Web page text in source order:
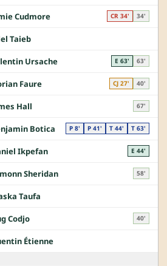
Cudmore CR 34' 34'
Taieb
Ursache E 63' 63'
Faure CJ 27' 40'
Hall 67'
Botica P 8' P 41' T 44' T 63'
Ikpefan E 44'
Sheridan 58'
Taufa
Codjo 40'
Étienne